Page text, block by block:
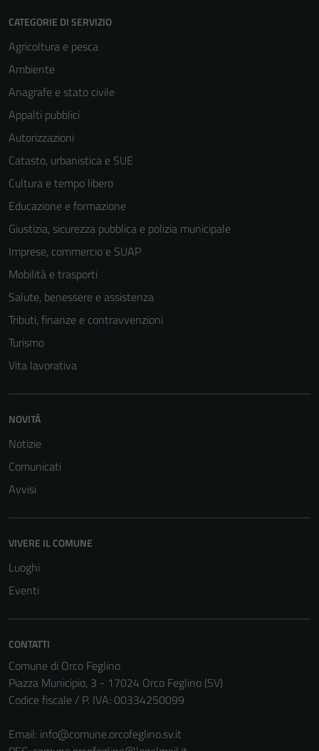
CATEGORIE DI SERVIZIO
Agricoltura e pesca
Ambiente
Anagrafe e stato civile
Appalti pubblici
Autorizzazioni
Catasto, urbanistica e SUE
Cultura e tempo libero
Educazione e formazione
Giustizia, sicurezza pubblica e polizia municipale
Imprese, commercio e SUAP
Mobilità e trasporti
Salute, benessere e assistenza
Tributi, finanze e contravvenzioni
Turismo
Vita lavorativa
NOVITÀ
Notizie
Comunicati
Avvisi
VIVERE IL COMUNE
Luoghi
Eventi
CONTATTI
Comune di Orco Feglino
Piazza Municipio, 3 - 17024 Orco Feglino (SV)
Codice fiscale / P. IVA: 00334250099
Email: info@comune.orcofeglino.sv.it
Tecnici
Questi cookie